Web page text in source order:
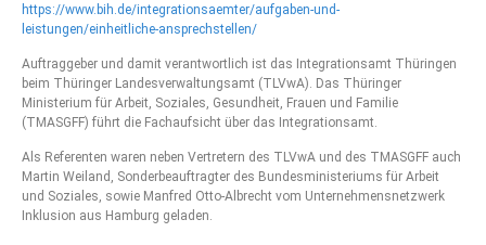
https://www.bih.de/integrationsaemter/aufgaben-und-
leistungen/einheitliche-ansprechstellen/
Auftraggeber und damit verantwortlich ist das Integrationsamt Thüringen
beim Thüringer Landesverwaltungsamt (TLVwA). Das Thüringer
Ministerium für Arbeit, Soziales, Gesundheit, Frauen und Familie
(TMASGFF) führt die Fachaufsicht über das Integrationsamt.
Als Referenten waren neben Vertretern des TLVwA und des TMASGFF auch
Martin Weiland, Sonderbeauftragter des Bundesministeriums für Arbeit
und Soziales, sowie Manfred Otto-Albrecht vom Unternehmensnetzwerk
Inklusion aus Hamburg geladen.